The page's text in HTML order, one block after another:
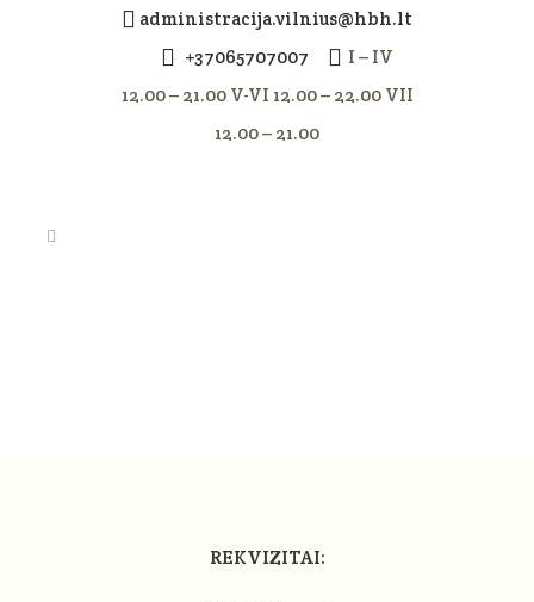
administracija.vilnius@hbh.lt
+37065707007
I – IV
12.00 – 21.00 V-VI 12.00 – 22.00 VII
12.00 – 21.00
REKVIZITAI: